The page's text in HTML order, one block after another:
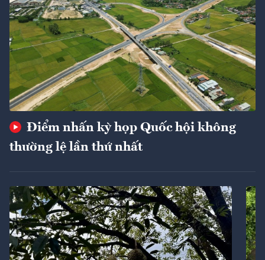
Điểm nhấn kỳ họp Quốc hội không
thường lệ lần thứ nhất